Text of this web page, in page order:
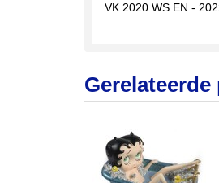
VK 2020 WS.EN -